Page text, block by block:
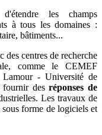
les champs
à tous les domaines :
bâtiments...
des centres de recherche
comme le CEMEF
- Université de
fournir desréponses de
Les travaux de
sous forme de logiciels et